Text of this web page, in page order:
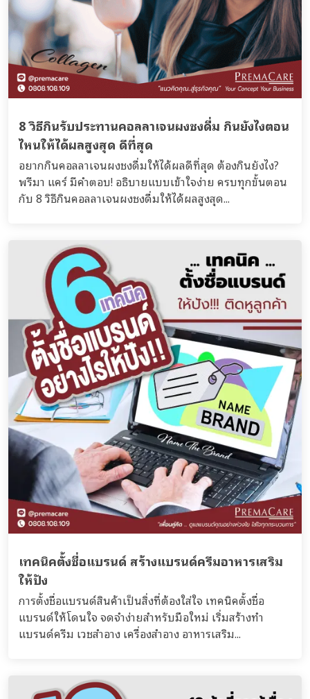
8 วิธีกินรับประทานคอลลาเจนผงชงดื่ม กินยังไงตอน
ไหนให้ได้ผลสูงสุด ดีที่สุด
อยากกินคอลลาเจนผงชงดื่มให้ได้ผลดีที่สุด ต้องกินยังไง?
พรีมา แคร์ มีคำตอบ! อธิบายแบบเข้าใจง่าย ครบทุกขั้นตอน
กับ 8 วิธีกินคอลลาเจนผงชงดื่มให้ได้ผลสูงสุด...
เทคนิคตั้งชื่อแบรนด์ สร้างแบรนด์ครีมอาหารเสริม
ให้ปัง
การตั้งชื่อแบรนด์สินค้าเป็นสิ่งที่ต้องใส่ใจ เทคนิคตั้งชื่อ
แบรนด์ให้โดนใจ จดจำง่ายสำหรับมือใหม่ เริ่มสร้างทำ
แบรนด์ครีม เวชสำอาง เครื่องสำอาง อาหารเสริม...